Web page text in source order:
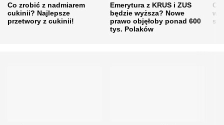
Co zrobić z nadmiarem
cukinii? Najlepsze
przetwory z cukinii!
Emerytura z KRUS i ZUS
będzie wyższa? Nowe
prawo objęłoby ponad 600
tys. Polaków
w